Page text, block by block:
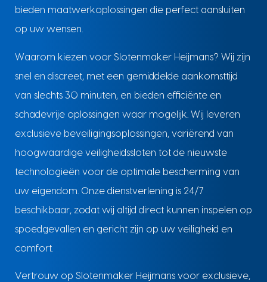
bieden maatwerkoplossingen die perfect aansluiten
op uw wensen.
Waarom kiezen voor Slotenmaker Heijmans? Wij zijn
snel en discreet, met een gemiddelde aankomsttijd
van slechts 30 minuten, en bieden efficiënte en
schadevrije oplossingen waar mogelijk. Wij leveren
exclusieve beveiligingsoplossingen, variërend van
hoogwaardige veiligheidssloten tot de nieuwste
technologieën voor de optimale bescherming van
uw eigendom. Onze dienstverlening is 24/7
beschikbaar, zodat wij altijd direct kunnen inspelen op
spoedgevallen en gericht zijn op uw veiligheid en
comfort.
Vertrouw op Slotenmaker Heijmans voor exclusieve,